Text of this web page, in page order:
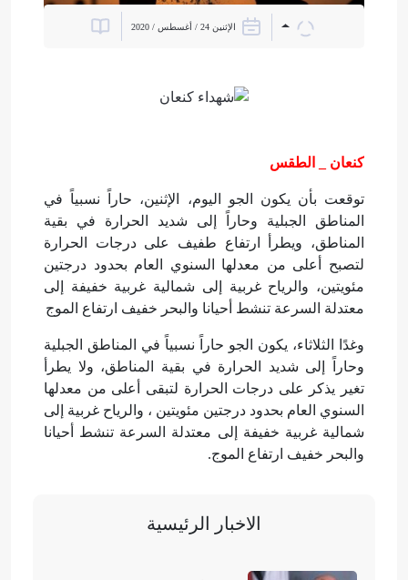
الإثنين 24 / أغسطس / 2020
كنعان _ الطقس
توقعت بأن يكون الجو اليوم، الإثنين، حاراً نسبياً في
المناطق الجبلية وحاراً إلى شديد الحرارة في بقية
المناطق، ويطرأ ارتفاع طفيف على درجات الحرارة
لتصبح أعلى من معدلها السنوي العام بحدود درجتين
مئويتين، والرياح غربية إلى شمالية غربية خفيفة إلى
معتدلة السرعة تنشط أحيانا والبحر خفيف ارتفاع الموج
وغدًا الثلاثاء، يكون الجو حاراً نسبياً في المناطق الجبلية
وحاراً إلى شديد الحرارة في بقية المناطق، ولا يطرأ
تغير يذكر على درجات الحرارة لتبقى أعلى من معدلها
السنوي العام بحدود درجتين مئويتين ، والرياح غربية إلى
شمالية غربية خفيفة إلى معتدلة السرعة تنشط أحيانا
والبحر خفيف ارتفاع الموج.
الاخبار الرئيسية